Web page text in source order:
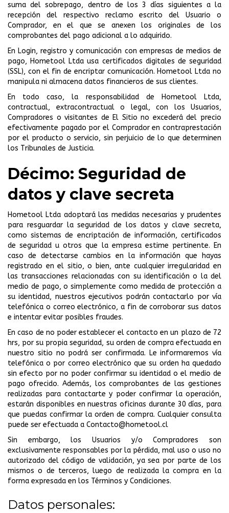
suma del sobrepago, dentro de los 3 días siguientes a la
recepción del respectivo reclamo escrito del Usuario o
Comprador, en el que se anexen los originales de los
comprobantes del pago adicional a lo adquirido.
En Login, registro y comunicación con empresas de medios de
pago, Hometool Ltda usa certificados digitales de seguridad
(SSL), con el fin de encriptar comunicación. Hometool Ltda no
manipula ni almacena datos financieros de sus clientes.
En todo caso, la responsabilidad de Hometool Ltda,
contractual, extracontractual o legal, con los Usuarios,
Compradores o visitantes de El Sitio no excederá del precio
efectivamente pagado por el Comprador en contraprestación
por el producto o servicio, sin perjuicio de lo que determinen
los Tribunales de Justicia.
Décimo: Seguridad de
datos y clave secreta
Hometool Ltda adoptará las medidas necesarias y prudentes
para resguardar la seguridad de los datos y clave secreta,
como sistemas de encriptación de información, certificados
de seguridad u otros que la empresa estime pertinente. En
caso de detectarse cambios en la información que hayas
registrado en el sitio, o bien, ante cualquier irregularidad en
las transacciones relacionadas con su identificación o la del
medio de pago, o simplemente como medida de protección a
su identidad, nuestros ejecutivos podrán contactarlo por vía
telefónica o correo electrónico, a fin de corroborar sus datos
e intentar evitar posibles fraudes.
En caso de no poder establecer el contacto en un plazo de 72
hrs, por su propia seguridad, su orden de compra efectuada en
nuestro sitio no podrá ser confirmada. Le informaremos vía
telefónica o por correo electrónico que su orden ha quedado
sin efecto por no poder confirmar su identidad o el medio de
pago ofrecido. Además, los comprobantes de las gestiones
realizadas para contactarte y poder confirmar la operación,
estarán disponibles en nuestras oficinas durante 30 días, para
que puedas confirmar la orden de compra. Cualquier consulta
puede ser efectuada a Contacto@hometool.cl
Sin embargo, los Usuarios y/o Compradores son
exclusivamente responsables por la pérdida, mal uso o uso no
autorizado del código de validación, ya sea por parte de los
mismos o de terceros, luego de realizada la compra en la
forma expresada en los Términos y Condiciones.
Datos personales: